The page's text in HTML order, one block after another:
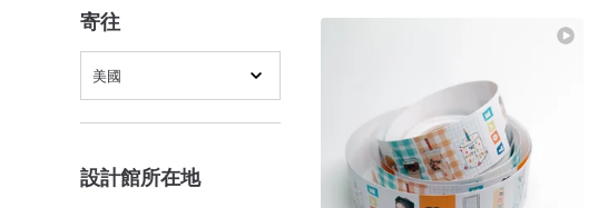
寄往
美國
設計館所在地